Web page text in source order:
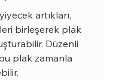
artıkları,
birleşerek plak
Düzenli
bu plak zamanla